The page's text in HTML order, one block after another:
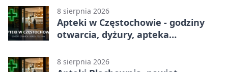
8 sierpnia 2026
Apteki w Częstochowie - godziny
otwarcia, dyżury, apteka
8 sierpnia 2026